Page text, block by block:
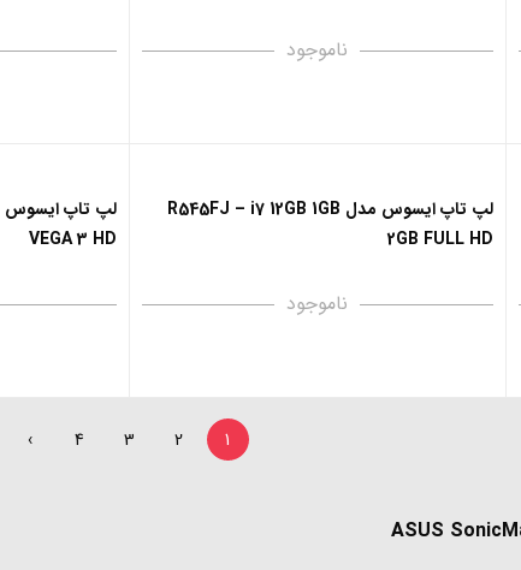
ناموجود
لپ تاپ ایسوس مدل R545FJ – i7 12GB 1GB
2GB FULL HD
ناموجود
VEGA 3 HD
1
2
3
4
›